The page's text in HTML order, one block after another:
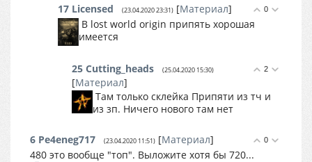
0
17 Licensed (23.04.2020 23:31) [Материал]
В lost world origin припять хорошая
имеется
2
25 Cutting_heads (25.04.2020 15:30)
[Материал]
Там только склейка Припяти из тч и
из зп. Ничего нового там нет
0
6 Pe4eneg717 (23.04.2020 11:51) [Материал]
480 это вообще "топ". Выложите хотя бы 720...